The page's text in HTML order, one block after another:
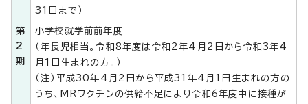
31日まで）
第
2
期
小学校就学前前年度
（年長児相当。令和8年度は令和2年4月2日から令和3年4
月1日生まれの方。）
（注）平成30年4月2日から平成31年4月1日生まれの方の
うち、MRワクチンの供給不足により令和6年度中に接種が